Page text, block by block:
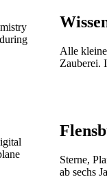
Alle
Zauberei.
Sterne,
ab sechs